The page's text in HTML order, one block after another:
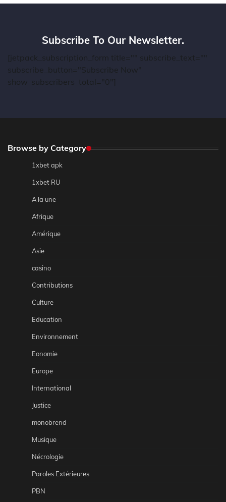
Subscribe To Our Newsletter.
[jetpack_subscription_form title="" subscribe_text=""
subscribe_button="Subscribe Now"
show_subscribers_total="0"]
Browse by Category
1xbet apk
1xbet RU
A la une
Afrique
Amérique
Asie
casino
Contributions
Culture
Education
Environnement
Eonomie
Europe
International
Justice
monobrend
Musique
Nécrologie
Paroles Extérieures
PBN